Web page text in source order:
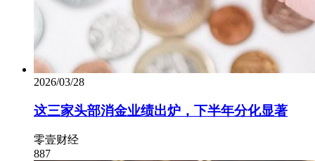
2026/03/28
这三家头部消金业绩出炉，下半年分化显著
零壹财经
887